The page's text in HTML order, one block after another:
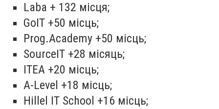
Laba + 132 місця;
GoIT +50 місць;
Prog.Academy +50 місць;
SourceIT +28 місяць;
ITEA +20 місць;
A-Level +18 місць;
Hillel IT School +16 місць;